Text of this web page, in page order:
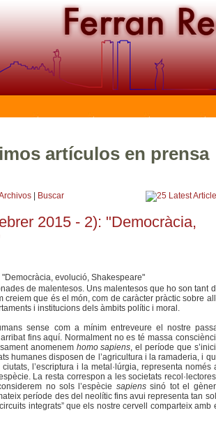
artículos en prensa
Buscar
2015 - 2): "Democràcia,
de malentesos. Uns malentesos que ho son tant
creiem que és el món, com de caràcter pràctic sobre
i institucions dels àmbits polític i moral.
sense com a mínim entreveure el nostre
fins aquí. Normalment no es té massa
anomenem homo sapiens , el període que
humanes disposen de l’agricultura i la ramaderia, i
l’escriptura i la metal·lúrgia, representa només
La resta correspon a les societats
no sols l’espècie sapienssinó tot el
període des del neolític fins avui representa tan
integrats” que els nostre cervell comparteix amb